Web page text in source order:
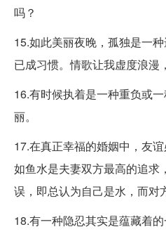
吗？
15.如此美丽夜晚，孤独是一
已成习惯。情歌让我虚度浪漫
16.有时候执着是一种重负或
丽。
17.在真正幸福的婚姻中，友
如鱼水是夫妻双方最高的追求
误，即总认为自己是水，而对
18.有一种隐忍其实是蕴藏着